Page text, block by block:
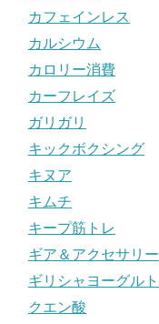
カフェインレス
カルシウム
カロリー消費
カーフレイズ
ガリガリ
キックボクシング
キヌア
キムチ
キープ筋トレ
ギア＆アクセサリー
ギリシャヨーグルト
クエン酸